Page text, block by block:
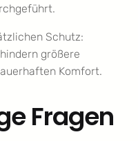
Schutz:
größere
Komfort.
Fragen